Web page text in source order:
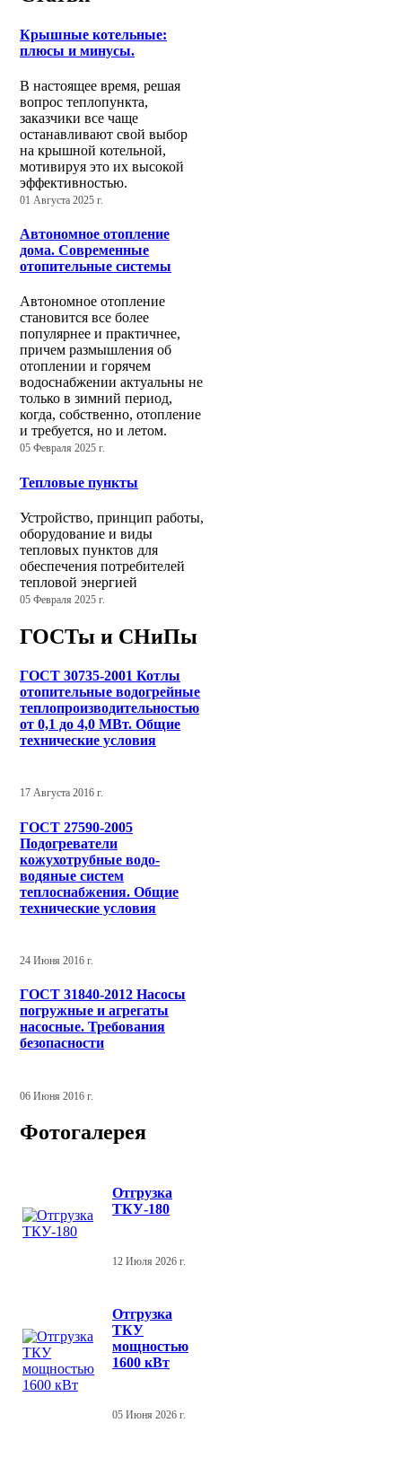
Крышные котельные:
плюсы и минусы.
В настоящее время, решая
вопрос теплопункта,
заказчики все чаще
останавливают свой выбор
на крышной котельной,
мотивируя это их высокой
эффективностью.
01 Августа 2025 г.
Автономное отопление
дома. Современные
отопительные системы
Автономное отопление
становится все более
популярнее и практичнее,
причем размышления об
отоплении и горячем
водоснабжении актуальны не
только в зимний период,
когда, собственно, отопление
и требуется, но и летом.
05 Февраля 2025 г.
Тепловые пункты
Устройство, принцип работы,
оборудование и виды
тепловых пунктов для
обеспечения потребителей
тепловой энергией
05 Февраля 2025 г.
ГОСТы и СНиПы
ГОСТ 30735-2001 Котлы
отопительные водогрейные
теплопроизводительностью
от 0,1 до 4,0 МВт. Общие
технические условия
17 Августа 2016 г.
ГОСТ 27590-2005
Подогреватели
кожухотрубные водо-
водяные систем
теплоснабжения. Общие
технические условия
24 Июня 2016 г.
ГОСТ 31840-2012 Насосы
погружные и агрегаты
насосные. Требования
безопасности
06 Июня 2016 г.
Фотогалерея
Отгрузка
ТКУ-180
12 Июля 2026 г.
Отгрузка
ТКУ
мощностью
1600 кВт
05 Июня 2026 г.